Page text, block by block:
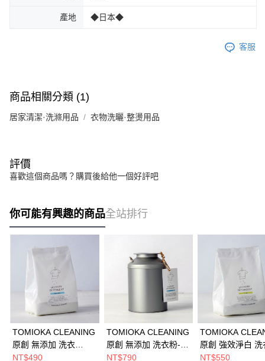
產地 ◆日本◆
客服
商品相關分類 (1)
居家清潔·洗滌用品 衣物洗曬·整燙用品
評價
喜歡這個商品嗎？購買後給他一個好評吧
你可能有興趣的商品全站排行
TOMIOKA CLEANING
原創 無添加 洗衣
粉-800g補充包/無添加
NT$490
TOMIOKA CLEANING
原創 無添加 洗衣粉-牛
奶罐裝800g(附小鐵
NT$790
TOMIOKA
原創 強效淨白 洗
粉-800g補充包/
NT$550